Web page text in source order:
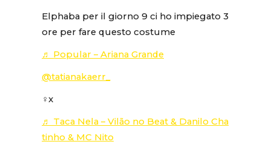
Elphaba per il giorno 9 ci ho impiegato 3
ore per fare questo costume
♬ Popular – Ariana Grande
@tatianakaerr_
‍♀️x
♬ Taca Nela – Vilão no Beat & Danilo Cha
tinho & MC Nito